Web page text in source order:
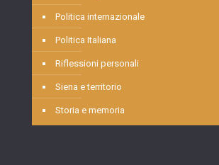
Politica internazionale
Politica Italiana
Riflessioni personali
Siena e territorio
Storia e memoria